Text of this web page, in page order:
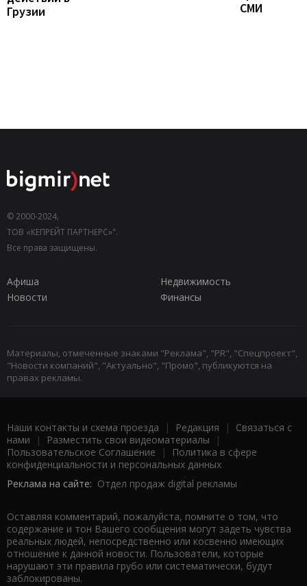
Грузии
СМИ
© 2000-2024,
ТОВ «КЕПРЕЙТ ПАРТНЕРС»".
Все права защищены.
Афиша
Недвижимость
Новости
Финансы
Материалы, отмеченные знаками "Реклама", "PR", "Спецпроект",
"Новости компаний", "Актуально", "Промо", публикуются на
правах рекламы.
Наши контакты и схема проезда | Редакция | Связаться с
нами | Разместить свои видеоматериалы |
Пользовательское Соглашение |
Политика в сфере
конфиденциальности и персональных данных
Реклама на сайте: Отдел продаж digital рекламы
Оставляя комментарий, пожалуйста, помните о том, что
содержание и тон Вашего сообщения могут задеть чувства
реальных людей, непосредственно или косвенно имеющих
отношение к данной новости. Пользователи, которые
нарушают эти правила грубо или систематически, будут
заблокированы.